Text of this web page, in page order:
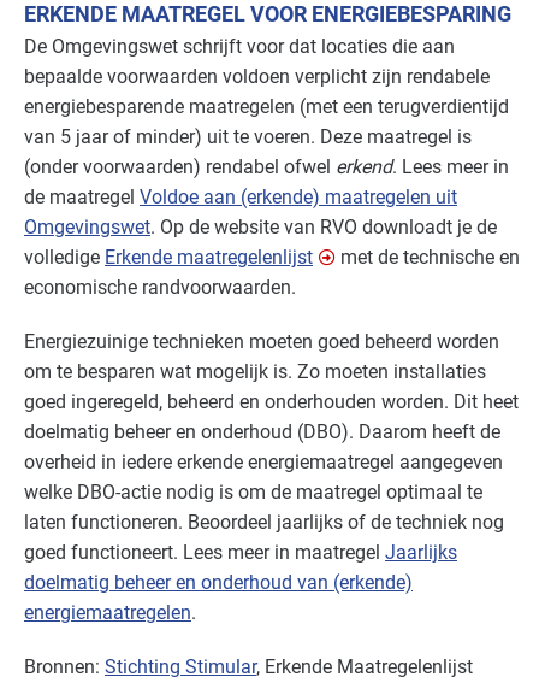
ERKENDE MAATREGEL VOOR ENERGIEBESPARING
De Omgevingswet schrijft voor dat locaties die aan
bepaalde voorwaarden voldoen verplicht zijn rendabele
energiebesparende maatregelen (met een terugverdientijd
van 5 jaar of minder) uit te voeren. Deze maatregel is
(onder voorwaarden) rendabel ofwel erkend. Lees meer in
de maatregel Voldoe aan (erkende) maatregelen uit
Omgevingswet. Op de website van RVO downloadt je de
volledige Erkende maatregelenlijst
met de technische en
economische randvoorwaarden.
Energiezuinige technieken moeten goed beheerd worden
om te besparen wat mogelijk is. Zo moeten installaties
goed ingeregeld, beheerd en onderhouden worden. Dit heet
doelmatig beheer en onderhoud (DBO). Daarom heeft de
overheid in iedere erkende energiemaatregel aangegeven
welke DBO-actie nodig is om de maatregel optimaal te
laten functioneren. Beoordeel jaarlijks of de techniek nog
goed functioneert. Lees meer in maatregel Jaarlijks
doelmatig beheer en onderhoud van (erkende)
energiemaatregelen.
Bronnen: Stichting Stimular, Erkende Maatregelenlijst